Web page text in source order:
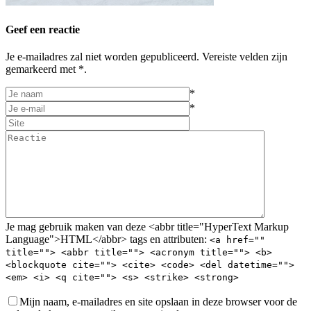
Geef een reactie
Je e-mailadres zal niet worden gepubliceerd. Vereiste velden zijn
gemarkeerd met *.
*
*
Je mag gebruik maken van deze <abbr title="HyperText Markup
Language">HTML</abbr> tags en attributen: <a href=""
title=""> <abbr title=""> <acronym title=""> <b>
<blockquote cite=""> <cite> <code> <del datetime="">
<em> <i> <q cite=""> <s> <strike> <strong>
Mijn naam, e-mailadres en site opslaan in deze browser voor de